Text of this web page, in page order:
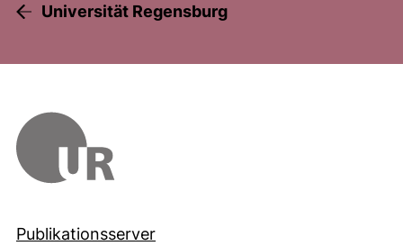
Universität Regensburg
Publikationsserver